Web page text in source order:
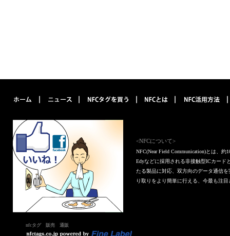
<NFCについて>
NFC(Near Field Communication)とは、
Edyなどに採用される非接触型ICカード
たる製品に対応、双方向のデータ通信
り取りをより簡単に行える、今最も注
nfcタグ 販売 通販